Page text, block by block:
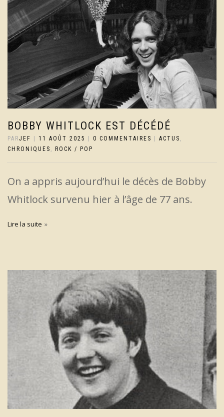
BOBBY WHITLOCK EST DÉCÉDÉ
PARJEF | 11 AOÛT 2025 | 0 COMMENTAIRES | ACTUS
CHRONIQUES
ROCK / POP
On a appris aujourd’hui le décès de Bobby
Whitlock survenu hier à l’âge de 77 ans.
Lire la suite